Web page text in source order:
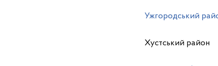
Ужгородський
Хустський район